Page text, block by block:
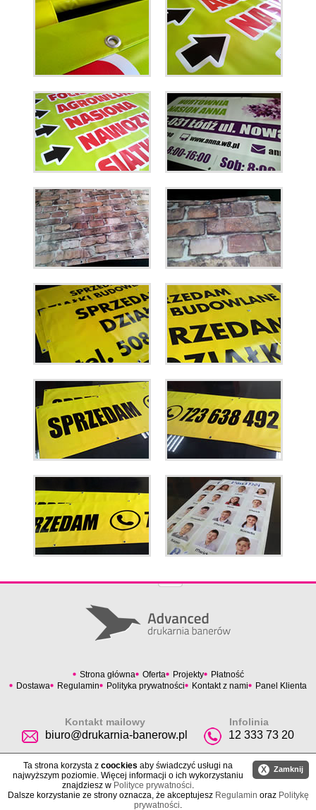
Strona główna Oferta Projekty
Płatność
Dostawa
Regulamin Polityka prywatności Kontakt z nami Panel Klienta
Kontakt mailowy
biuro@drukarnia-banerow.pl
Infolinia
12 333 73 20
X Zamknij
Ta strona korzysta z coockies aby świadczyć usługi na
najwyższym poziomie. Więcej informacji o ich wykorzystaniu
znajdziesz w Polityce prywatności.
Dalsze korzystanie ze strony oznacza, że akceptujesz Regulamin oraz Politykę
prywatności.